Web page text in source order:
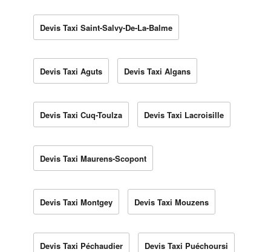
Devis Taxi Saint-Salvy-De-La-Balme
Devis Taxi Aguts Devis Taxi Algans
Devis Taxi Cuq-Toulza Devis Taxi Lacroisille
Devis Taxi Maurens-Scopont
Devis Taxi Montgey Devis Taxi Mouzens
Devis Taxi Péchaudier Devis Taxi Puéchoursi